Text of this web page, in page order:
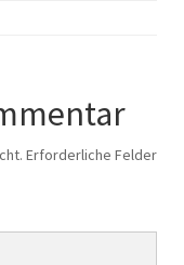
Erforderliche Felder